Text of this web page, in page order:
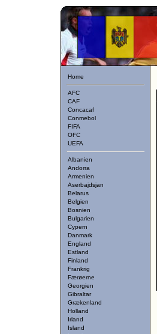
Home
AFC
CAF
Concacaf
Conmebol
FIFA
OFC
UEFA
Albanien
Andorra
Armenien
Aserbajdsjan
Belarus
Belgien
Bosnien
Bulgarien
Cypern
Danmark
England
Estland
Finland
Frankrig
Færøerne
Georgien
Gibraltar
Grækenland
Holland
Irland
Island